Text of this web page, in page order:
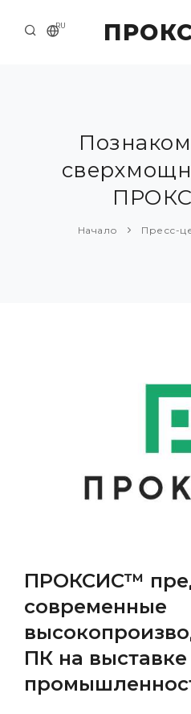
RU
О КОМПАНИИ
ПРИМЕРЫ И РЕШЕНИЯ
КАТАЛОГ ПРОДУКЦИИ
ПРЕСС-ЦЕНТР
Начало Пресс-
ПРОКСИС™
современные
ПК на